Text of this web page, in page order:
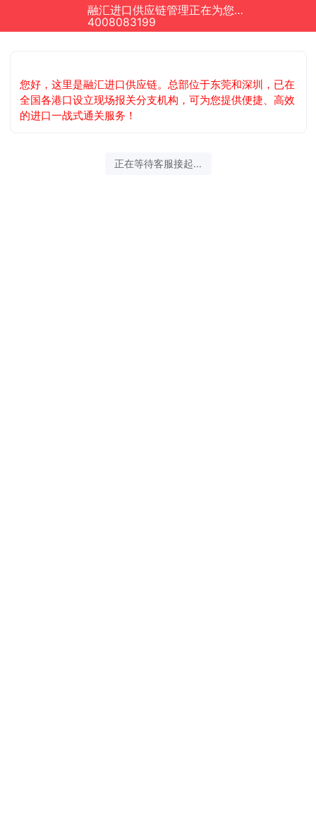
融汇进口供应链管理正在为您服务
4008083199
您好，这里是融汇进口供应链。总部位于东莞和深圳，已在
全国各港口设立现场报关分支机构，可为您提供便捷、高效
的进口一战式通关服务！
正在等待客服接起...